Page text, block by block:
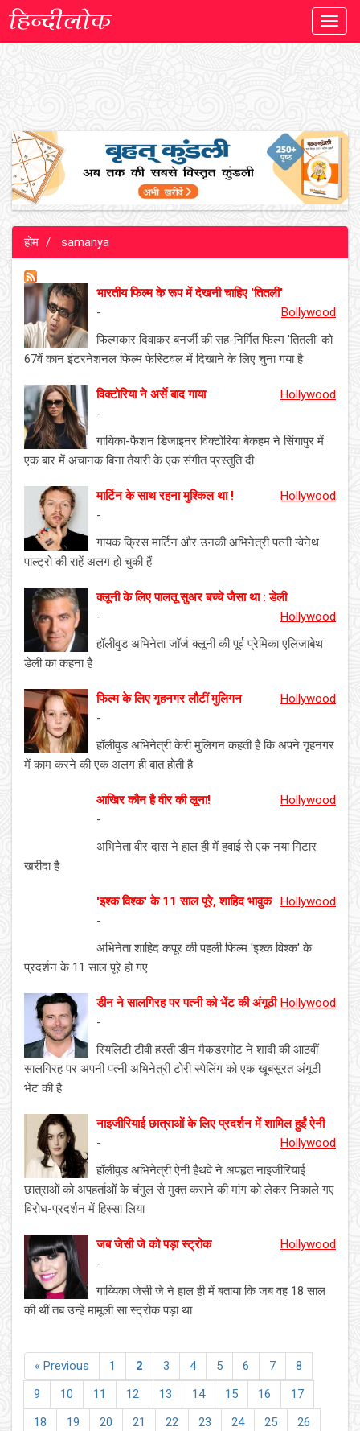
होम samanya
भारतीय फिल्म के रूप में देखनी चाहिए 'तितली'
Bollywood
-
फिल्मकार दिवाकर बनर्जी की सह-निर्मित फिल्म 'तितली' को
67वें कान इंटरनेशनल फिल्म फेस्टिवल में दिखाने के लिए चुना गया है
विक्टोरिया ने अर्से बाद गाया
Hollywood
-
गायिका-फैशन डिजाइनर विक्टोरिया बेकहम ने सिंगापुर में
एक बार में अचानक बिना तैयारी के एक संगीत प्रस्तुति दी
मार्टिन के साथ रहना मुश्किल था !
Hollywood
-
गायक क्रिस मार्टिन और उनकी अभिनेत्री पत्नी ग्वेनेथ
पाल्ट्रो की राहें अलग हो चुकी हैं
क्लूनी के लिए पालतू सुअर बच्चे जैसा था : डेली
Hollywood
-
हॉलीवुड अभिनेता जॉर्ज क्लूनी की पूर्व प्रेमिका एलिजाबेथ
डेली का कहना है
फिल्म के लिए गृहनगर लौटीं मुलिगन
Hollywood
-
हॉलीवुड अभिनेत्री केरी मुलिगन कहती हैं कि अपने गृहनगर
में काम करने की एक अलग ही बात होती है
आखिर कौन है वीर की लूना!
Hollywood
-
अभिनेता वीर दास ने हाल ही में हवाई से एक नया गिटार
खरीदा है
'इश्क विश्क' के 11 साल पूरे, शाहिद भावुक
Hollywood
-
अभिनेता शाहिद कपूर की पहली फिल्म 'इश्क विश्क' के
प्रदर्शन के 11 साल पूरे हो गए
डीन ने सालगिरह पर पत्नी को भेंट की अंगूठी Hollywood
-
रियलिटी टीवी हस्ती डीन मैकडरमोट ने शादी की आठवीं
सालगिरह पर अपनी पत्नी अभिनेत्री टोरी स्पेलिंग को एक खूबसूरत अंगूठी
भेंट की है
नाइजीरियाई छात्राओं के लिए प्रदर्शन में शामिल हुईं ऐनी
Hollywood
-
हॉलीवुड अभिनेत्री ऐनी हैथवे ने अपहृत नाइजीरियाई
छात्राओं को अपहर्ताओं के चंगुल से मुक्त कराने की मांग को लेकर निकाले गए
विरोध-प्रदर्शन में हिस्सा लिया
जब जेसी जे को पड़ा स्ट्रोक
Hollywood
-
गाय्यिका जेसी जे ने हाल ही में बताया कि जब वह 18 साल
की थीं तब उन्हें मामूली सा स्ट्रोक पड़ा था
« Previous 1 2 3 4 5 6 7
8
9
10 11 12 13 14 15 16
17
18
19 20 21 22 23 24 25
26